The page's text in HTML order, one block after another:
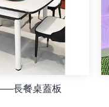
Lamp LED